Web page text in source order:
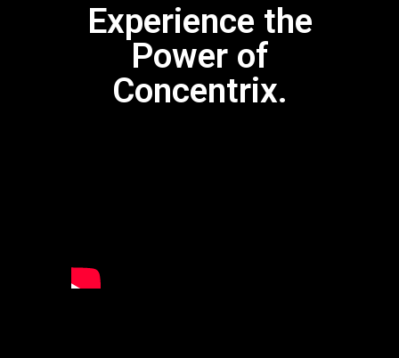
Experience the
Power of
Concentrix.